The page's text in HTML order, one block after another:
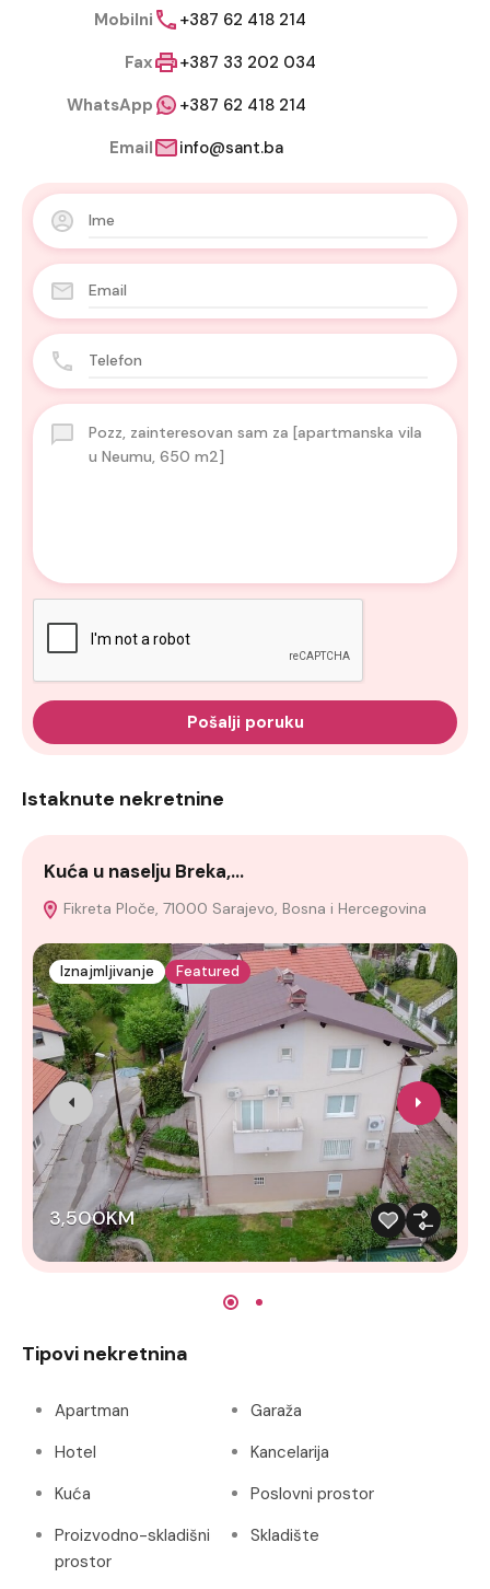
Mobilni
+387 62 418 214
Fax
+387 33 202 034
WhatsApp
+387 62 418 214
Email
info@sant.ba
Pošalji poruku
Istaknute nekretnine
Kuća u naselju Breka,…
Fikreta Ploče, 71000 Sarajevo, Bosna i Hercegovina
Iznajmljivanje Featured
3,500KM
Tipovi nekretnina
Apartman
Garaža
Hotel
Kancelarija
Kuća
Poslovni prostor
Proizvodno-skladišni
prostor
Skladište